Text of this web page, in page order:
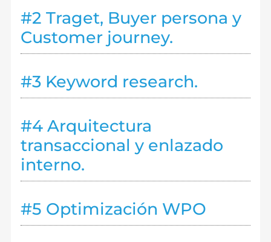
#2 Traget, Buyer persona y
Customer journey.
#3 Keyword research.
#4 Arquitectura
transaccional y enlazado
interno.
#5 Optimización WPO